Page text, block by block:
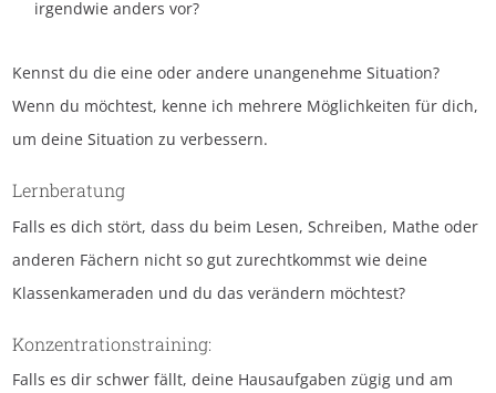
irgendwie anders vor?
Kennst du die eine oder andere unangenehme Situation?
Wenn du möchtest, kenne ich mehrere Möglichkeiten für dich,
um deine Situation zu verbessern.
Lernberatung
Falls es dich stört, dass du beim Lesen, Schreiben, Mathe oder
anderen Fächern nicht so gut zurechtkommst wie deine
Klassenkameraden und du das verändern möchtest?
Konzentrationstraining:
Falls es dir schwer fällt, deine Hausaufgaben zügig und am